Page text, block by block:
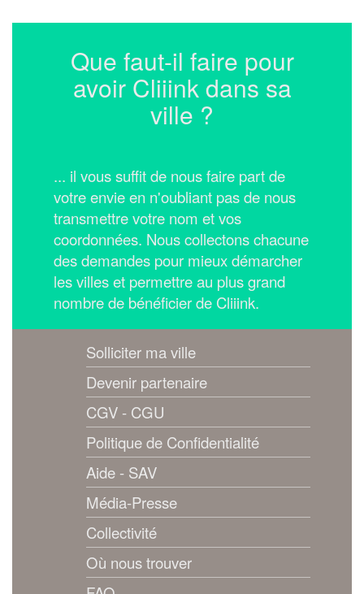
Que faut-il faire pour
avoir Cliiink dans sa
ville ?
... il vous suffit de nous faire part de
votre envie en n'oubliant pas de nous
transmettre votre nom et vos
coordonnées. Nous collectons chacune
des demandes pour mieux démarcher
les villes et permettre au plus grand
nombre de bénéficier de Cliiink.
Solliciter ma ville
Devenir partenaire
CGV - CGU
Politique de Confidentialité
Aide - SAV
Média-Presse
Collectivité
Où nous trouver